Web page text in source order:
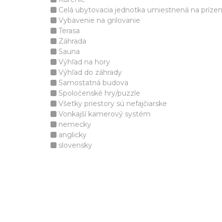
Celá ubytovacia jednotka umiestnená na
Vybavenie na grilovanie
Terasa
Záhrada
Sauna
Výhľad na hory
Výhľad do záhrady
Samostatná budova
Spoločenské hry/puzzle
Všetky priestory sú nefajčiarske
Vonkajší kamerový systém
nemecky
anglicky
slovensky